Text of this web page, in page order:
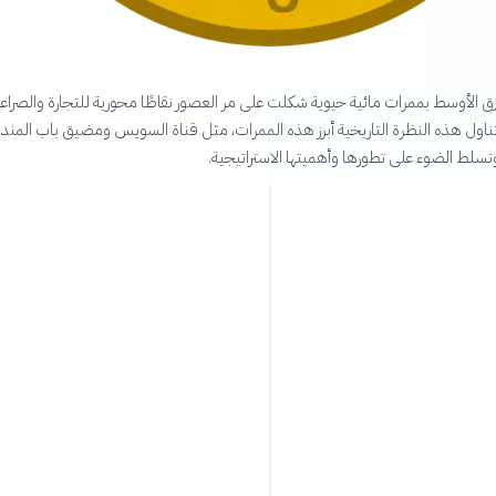
الأوسط بممرات مائية حيوية شكلت على مر العصور نقاطًا محورية للتجارة
هذه النظرة التاريخية أبرز هذه الممرات، مثل قناة السويس ومضيق باب
الضوء على تطورها وأهميتها الاستراتيجية.